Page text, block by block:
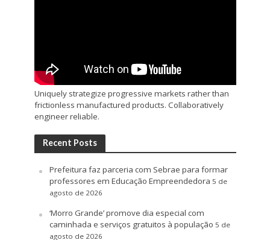
Uniquely strategize progressive markets rather than
frictionless manufactured products. Collaboratively
engineer reliable.
Recent Posts
Prefeitura faz parceria com Sebrae para formar
professores em Educação Empreendedora 5 de
agosto de 2026
‘Morro Grande’ promove dia especial com
caminhada e serviços gratuitos à população 5 de
agosto de 2026